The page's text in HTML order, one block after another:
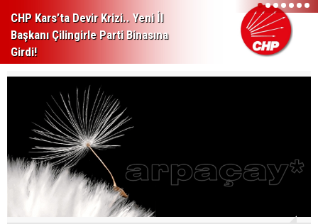
CHP Kars’ta Devir Krizi.. Yeni İl
Başkanı Çilingirle Parti Binasına
Girdi!
1 2 3 4 5 6 7